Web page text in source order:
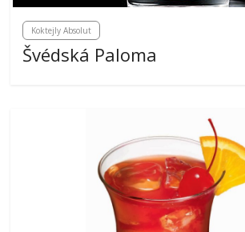
Koktejly Absolut
Švédská Paloma